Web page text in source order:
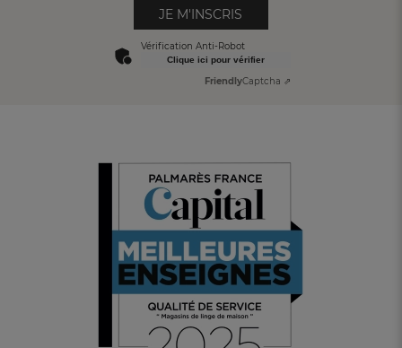
JE M'INSCRIS
Vérification Anti-Robot
Clique ici pour vérifier
FriendlyCaptcha ⇗